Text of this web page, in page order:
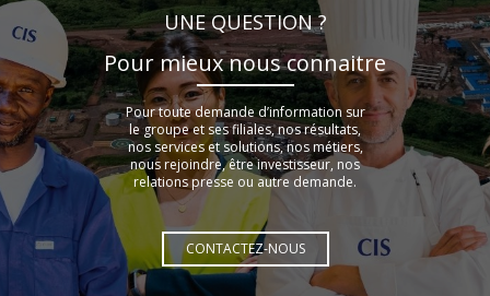
UNE QUESTION ?
Pour mieux nous connaitre
Pour toute demande d’information sur
le groupe et ses filiales, nos résultats,
nos services et solutions, nos métiers,
nous rejoindre, être investisseur, nos
relations presse ou autre demande.
CONTACTEZ-NOUS